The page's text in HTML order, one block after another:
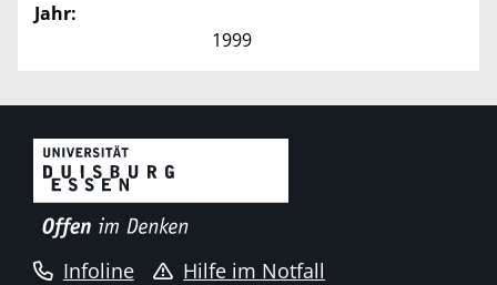
Jahr:
1999
Infoline
Hilfe im Notfall